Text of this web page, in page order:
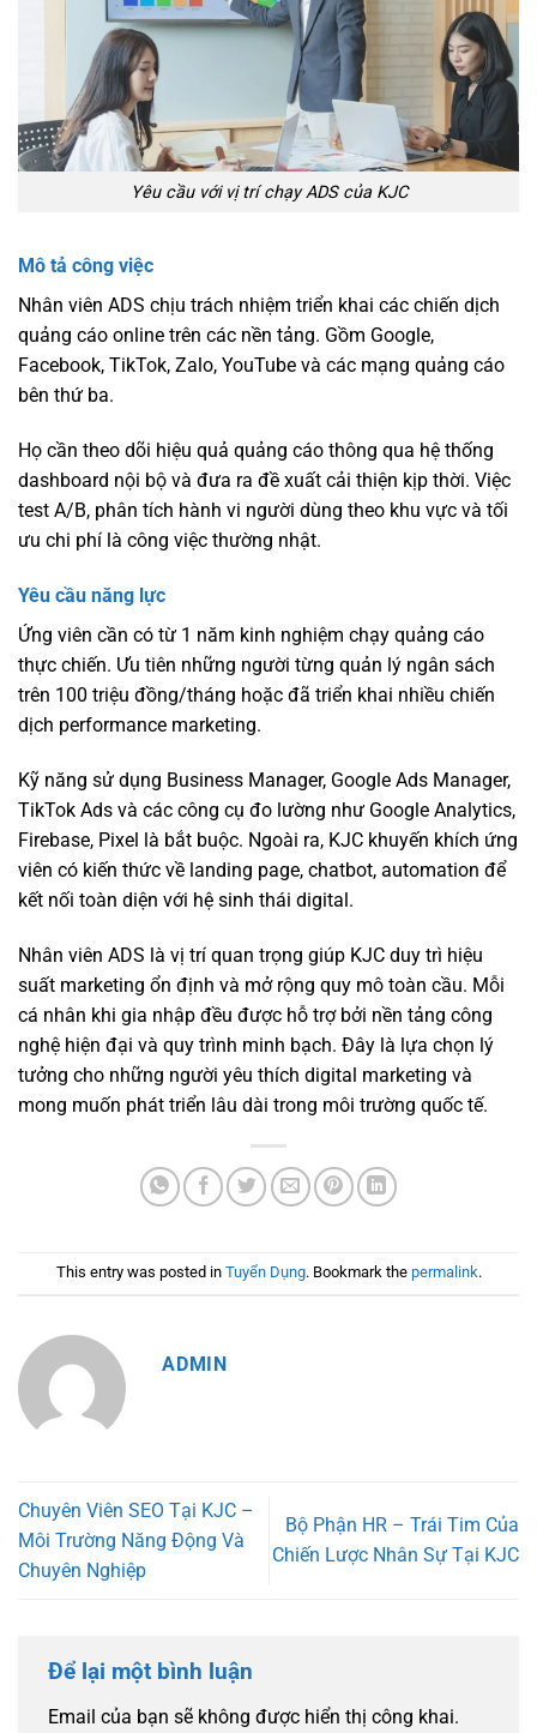
Yêu cầu với vị trí chạy ADS của KJC
Mô tả công việc
Nhân viên ADS chịu trách nhiệm triển khai các chiến dịch
quảng cáo online trên các nền tảng. Gồm Google,
Facebook, TikTok, Zalo, YouTube và các mạng quảng cáo
bên thứ ba.
Họ cần theo dõi hiệu quả quảng cáo thông qua hệ thống
dashboard nội bộ và đưa ra đề xuất cải thiện kịp thời. Việc
test A/B, phân tích hành vi người dùng theo khu vực và tối
ưu chi phí là công việc thường nhật.
Yêu cầu năng lực
Ứng viên cần có từ 1 năm kinh nghiệm chạy quảng cáo
thực chiến. Ưu tiên những người từng quản lý ngân sách
trên 100 triệu đồng/tháng hoặc đã triển khai nhiều chiến
dịch performance marketing.
Kỹ năng sử dụng Business Manager, Google Ads Manager,
TikTok Ads và các công cụ đo lường như Google Analytics,
Firebase, Pixel là bắt buộc. Ngoài ra, KJC khuyến khích ứng
viên có kiến thức về landing page, chatbot, automation để
kết nối toàn diện với hệ sinh thái digital.
Nhân viên ADS là vị trí quan trọng giúp KJC duy trì hiệu
suất marketing ổn định và mở rộng quy mô toàn cầu. Mỗi
cá nhân khi gia nhập đều được hỗ trợ bởi nền tảng công
nghệ hiện đại và quy trình minh bạch. Đây là lựa chọn lý
tưởng cho những người yêu thích digital marketing và
mong muốn phát triển lâu dài trong môi trường quốc tế.
This entry was posted in Tuyển Dụng. Bookmark the permalink.
ADMIN
Chuyên Viên SEO Tại KJC –
Môi Trường Năng Động Và
Chuyên Nghiệp
Bộ Phận HR – Trái Tim Của
Chiến Lược Nhân Sự Tại KJC
Để lại một bình luận
Email của bạn sẽ không được hiển thị công khai.